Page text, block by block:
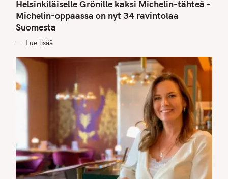
E
G
O
R
I
S
Helsinkiläiselle Grönille kaksi Michelin-tähteä –
Michelin-oppaassa on nyt 34 ravintolaa
Suomesta
Lue lisää